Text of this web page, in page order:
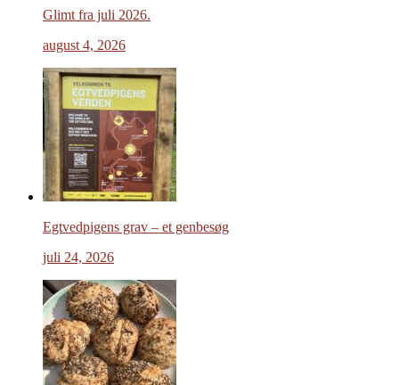
Glimt fra juli 2026.
august 4, 2026
Egtvedpigens grav – et genbesøg
juli 24, 2026